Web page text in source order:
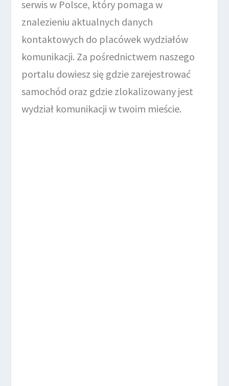
serwis w Polsce, który pomaga w
znalezieniu aktualnych danych
kontaktowych do placówek wydziałów
komunikacji. Za pośrednictwem naszego
portalu dowiesz się gdzie zarejestrować
samochód oraz gdzie zlokalizowany jest
wydział komunikacji w twoim mieście.